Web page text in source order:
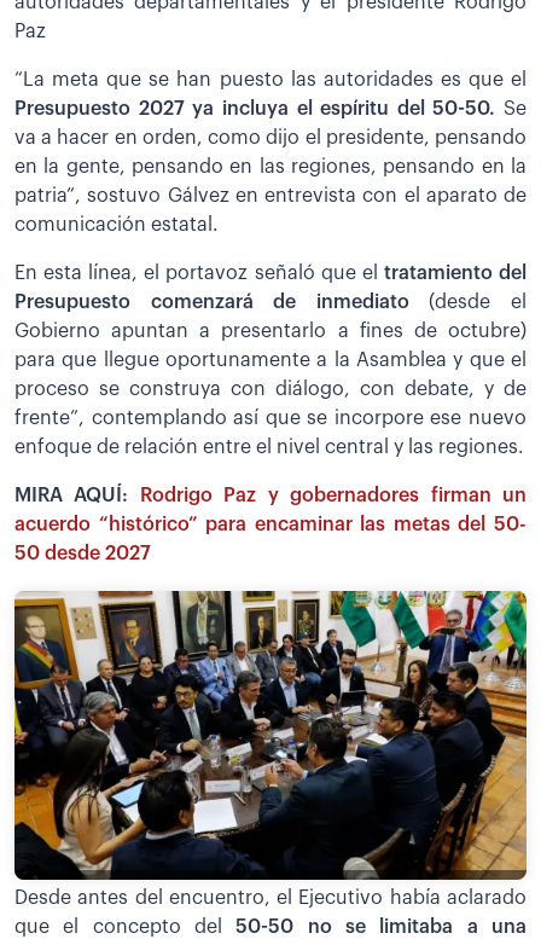
Paz
“La meta que se han puesto las autoridades es que el
Presupuesto 2027 ya incluya el espíritu del 50-50. Se
va a hacer en orden, como dijo el presidente, pensando
en la gente, pensando en las regiones, pensando en la
patria”, sostuvo Gálvez en entrevista con el aparato de
comunicación estatal.
En esta línea, el portavoz señaló que el tratamiento del
Presupuesto comenzará de inmediato(desde el
Gobierno apuntan a presentarlo a fines de octubre)
para que llegue oportunamente a la Asamblea y que el
proceso se construya con diálogo, con debate, y de
frente”, contemplando así que se incorpore ese nuevo
enfoque de relación entre el nivel central y las regiones.
MIRA AQUÍ:
Rodrigo Paz y gobernadores firman un
acuerdo “histórico” para encaminar las metas del 50-
50 desde 2027
Desde antes del encuentro, el Ejecutivo había aclarado
que el concepto del50-50 no se limitaba a una